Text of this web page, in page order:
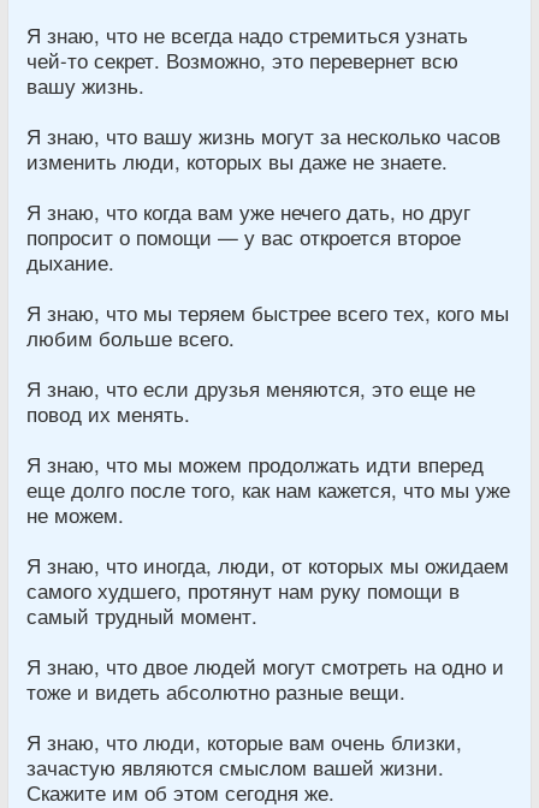
Я знаю, что не всегда надо стремиться узнать
чей-то секрет. Возможно, это перевернет всю
вашу жизнь.
Я знаю, что вашу жизнь могут за несколько часов
изменить люди, которых вы даже не знаете.
Я знаю, что когда вам уже нечего дать, но друг
попросит о помощи — у вас откроется второе
дыхание.
Я знаю, что мы теряем быстрее всего тех, кого мы
любим больше всего.
Я знаю, что если друзья меняются, это еще не
повод их менять.
Я знаю, что мы можем продолжать идти вперед
еще долго после того, как нам кажется, что мы уже
не можем.
Я знаю, что иногда, люди, от которых мы ожидаем
самого худшего, протянут нам руку помощи в
самый трудный момент.
Я знаю, что двое людей могут смотреть на одно и
тоже и видеть абсолютно разные вещи.
Я знаю, что люди, которые вам очень близки,
зачастую являются смыслом вашей жизни.
Скажите им об этом сегодня же.